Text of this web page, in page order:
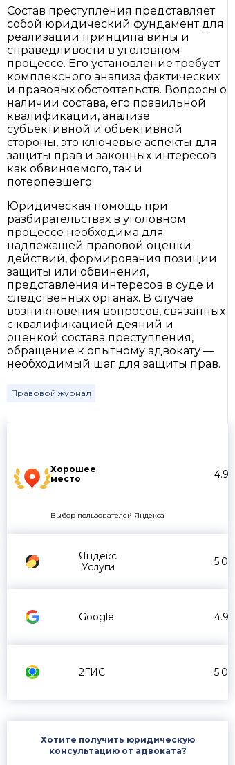
Хорошее
место
4.9
Выбор пользователей Яндекса
Яндекс
Услуги
5.0
Google 4.9
2ГИС 5.0
Хотите получить юридическую
консультацию от адвоката?
Состав преступления представляет
собой юридический фундамент для
реализации принципа вины и
справедливости в уголовном
процессе. Его установление требует
комплексного анализа фактических
и правовых обстоятельств. Вопросы о
наличии состава, его правильной
квалификации, анализе
субъективной и объективной
стороны, это ключевые аспекты для
защиты прав и законных интересов
как обвиняемого, так и
потерпевшего.
Юридическая помощь при
разбирательствах в уголовном
процессе необходима для
надлежащей правовой оценки
действий, формирования позиции
защиты или обвинения,
представления интересов в суде и
следственных органах. В случае
возникновения вопросов, связанных
с квалификацией деяний и
оценкой состава преступления,
обращение к опытному адвокату —
необходимый шаг для защиты прав.
Правовой журнал